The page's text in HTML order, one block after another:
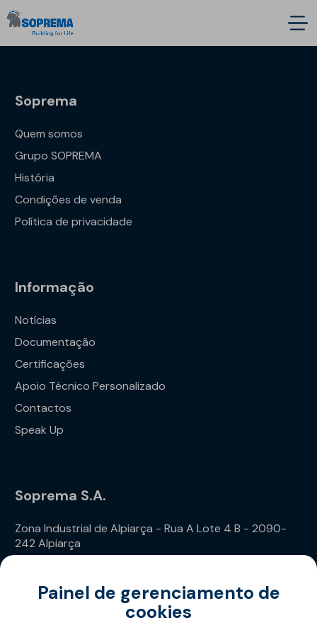
Soprema
Quem somos
Grupo SOPREMA
História
Condições de venda
Política de privacidade
Informação
Notícias
Documentação
Certificações
Apoio Técnico Personalizado
Contactos
Speak Up
Soprema S.A.
Zona Industrial de Alpiarça - Rua A Lote 4 B - 2090-
242 Alpiarça
Painel de gerenciamento de
cookies